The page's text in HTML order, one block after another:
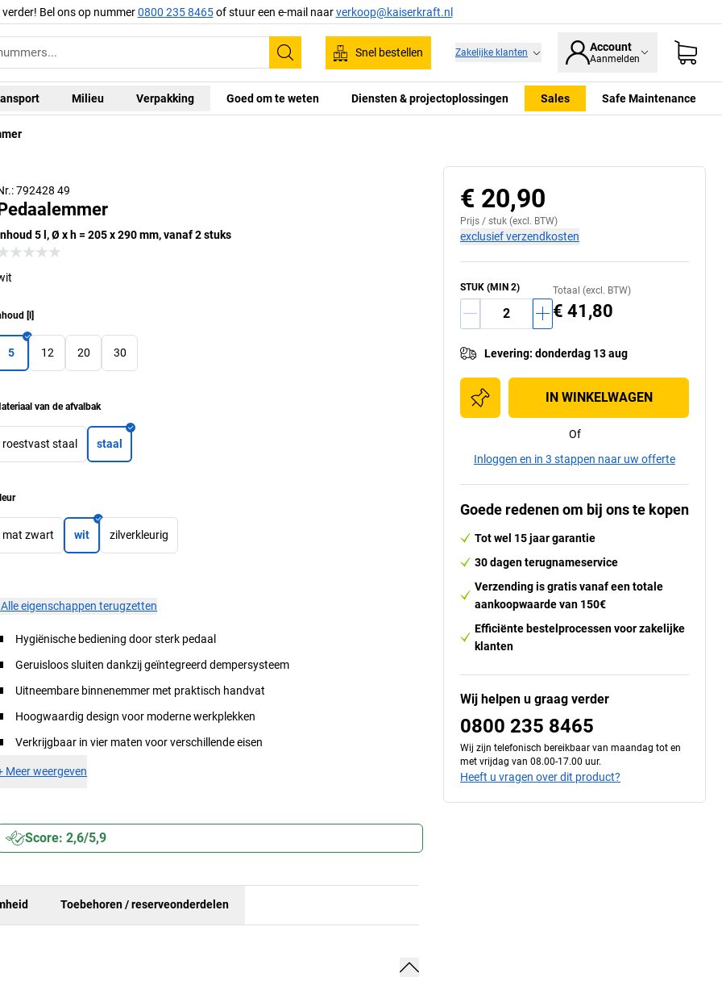
Bel ons op nummer0800 235 8465of stuur een e-mail naarverkoop@kaiserkraft.nl
Zoeken
Snel bestellen Zakelijke klanten Account
Aanmelden
Milieu Verpakking Goed om te weten Diensten & projectoplossingen Sales Safe Maintenance
792428 49
5 l, Ø x h = 205 x 290 mm, vanaf 2 stuks
[l]
5 12 20 30
van de afvalbak
roestvast staal staal
mat zwart wit zilverkleurig
Alle eigenschappen terugzetten
Hygiënische bediening door sterk pedaal
Geruisloos sluiten dankzij geïntegreerd dempersysteem
Uitneembare binnenemmer met praktisch handvat
Hoogwaardig design voor moderne werkplekken
Verkrijgbaar in vier maten voor verschillende eisen
Meer weergeven
Score: 2,6/5,9
Toebehoren / reserveonderdelen
€ 20,90
Prijs / stuk (excl. BTW)
exclusief verzendkosten
STUK (MIN 2) Totaal (excl. BTW)
€ 41,80
Levering: donderdag 13 aug
IN WINKELWAGEN
Of
Inloggen en in 3 stappen naar uw offerte
Goede redenen om bij ons te kopen
Tot wel 15 jaar garantie
30 dagen terugnameservice
Verzending is gratis vanaf een totale
aankoopwaarde van 150€
Efficiënte bestelprocessen voor zakelijke
klanten
Wij helpen u graag verder
0800 235 8465
Wij zijn telefonisch bereikbaar van maandag tot en
met vrijdag van 08.00-17.00 uur.
Heeft u vragen over dit product?